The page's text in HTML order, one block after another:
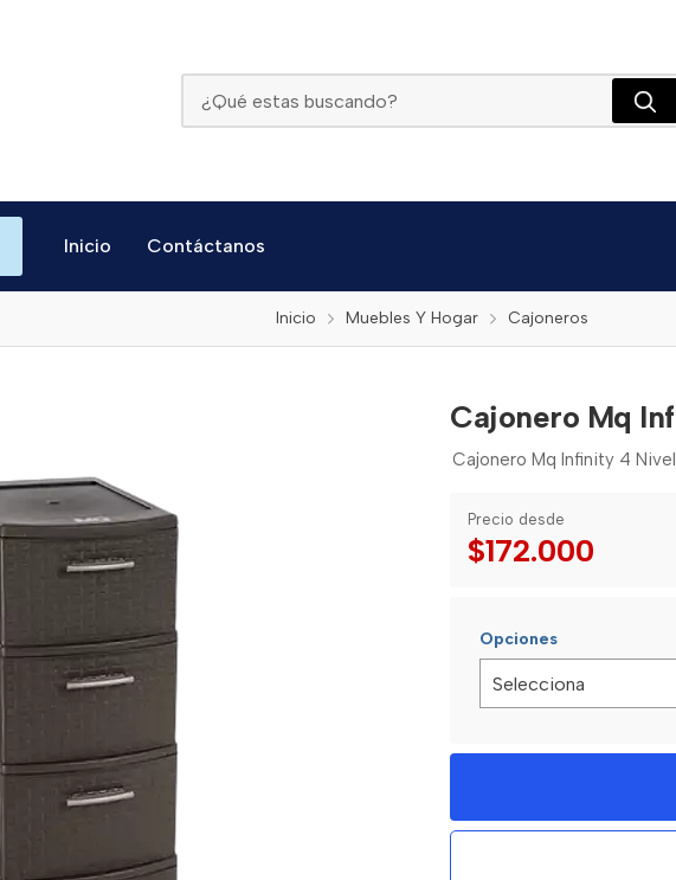
Inicio Contáctanos
Inicio Muebles Y Hogar Cajoneros
Cajonero Mq
Cajonero Mq Infinity 4
Precio desde
$172.000
Opciones